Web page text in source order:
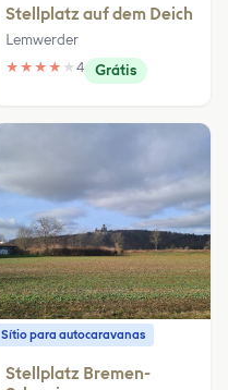
Stellplatz auf dem Deich
Lemwerder
★ ★ ★ ★ ★ 4 Grátis
Sítio para autocaravanas
Stellplatz Bremen-